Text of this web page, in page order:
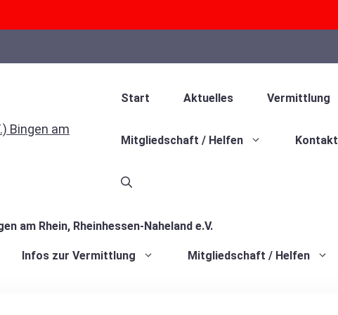
Start Aktuelles Vermittlung
Mitgliedschaft / Helfen Kontakt
Infos zur Vermittlung Mitgliedschaft / Helfen